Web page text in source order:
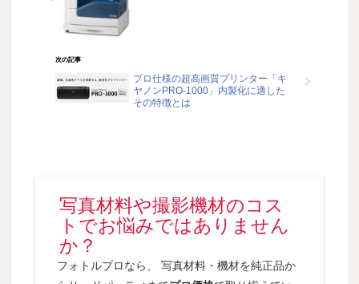
次の記事
プロ仕様の超高画質プリンター「キ
ヤノンPRO-1000」内製化に適した
その特徴とは
写真材料や撮影機材のコス
トでお悩みではありません
か？
フォトルプロなら、 写真材料・機材を純正品か